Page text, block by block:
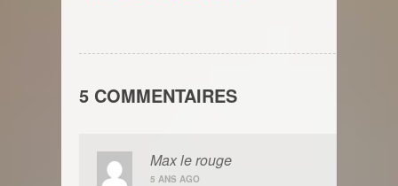
5 COMMENTAIRES
Max le rouge
5 ANS AGO